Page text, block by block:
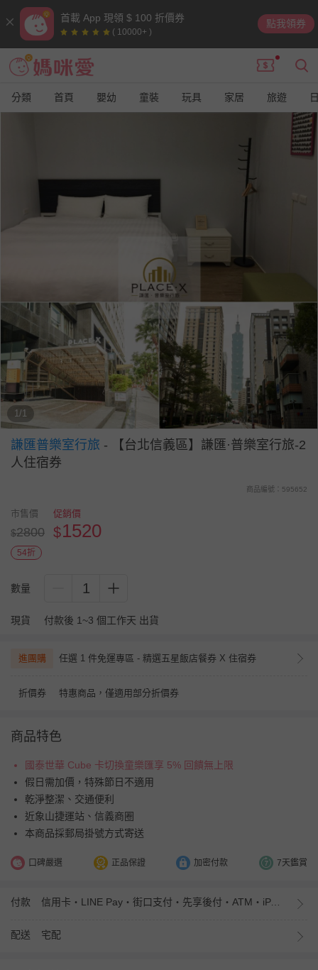
首載 App 現領 $ 100 折價券
( 10000+ )
點我領券
分類 首頁 嬰幼 童裝 玩具 家居 旅遊
1/1
謙匯普樂室行旅 - 【台北信義區】謙匯·普樂室行旅-2
人住宿券
商品編號：595652
市售價
$2800
促銷價
$1520
54折
數量 1
現貨 付款後 1~3 個工作天 出貨
進團購 任選 1 件免運專區 - 精選五星飯店餐券 X 住宿券
折價券 特惠商品，僅適用部分折價券
商品特色
國泰世華 Cube 卡切換童樂匯享 5% 回饋無上限
假日需加價，特殊節日不適用
乾淨整潔、交通便利
近象山捷運站、信義商圈
本商品採郵局掛號方式寄送
口碑嚴選 正品保證 加密付款 7天鑑賞
付款 信用卡・LINE Pay・街口支付・先享後付・ATM・iPASS MONEY
配送 宅配